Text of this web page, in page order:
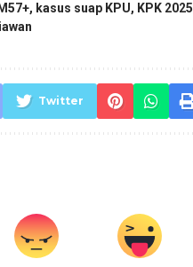
IM57+, kasus suap KPU, KPK 2025
Twitter